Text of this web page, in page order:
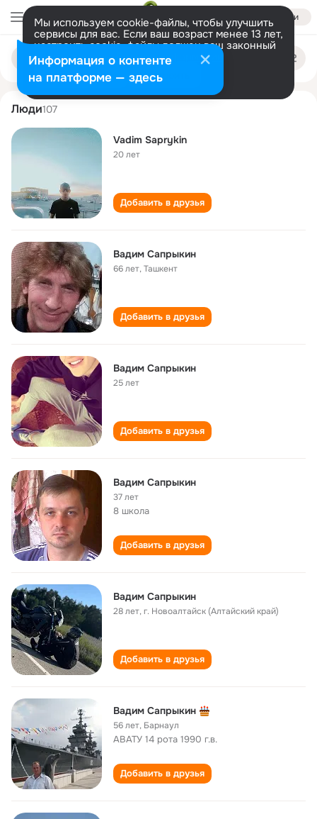
Войти
Мы используем cookie-файлы, чтобы улучшить
сервисы для вас. Если ваш возраст менее 13 лет,
настроить cookie-файлы должен ваш законный
представитель. Больше информации
Разрешить все Настроить
Поиск
людям
vadim saprykin
Люди107
Vadim Saprykin
20 лет
Добавить в друзья
Вадим Сапрыкин
66 лет,Ташкент
Добавить в друзья
Вадим Сапрыкин
25 лет
Добавить в друзья
Вадим Сапрыкин
37 лет
8 школа
Добавить в друзья
Вадим Сапрыкин
28 лет,г. Новоалтайск (Алтайский край)
Добавить в друзья
Вадим Сапрыкин
56 лет, Барнаул
АВАТУ 14 рота 1990 г.в.
Добавить в друзья
Информация о контенте
на платформе — здесь